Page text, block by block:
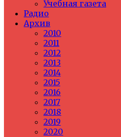
Учебная газета
Радио
Архив
2010
2011
2012
2013
2014
2015
2016
2017
2018
2019
2020